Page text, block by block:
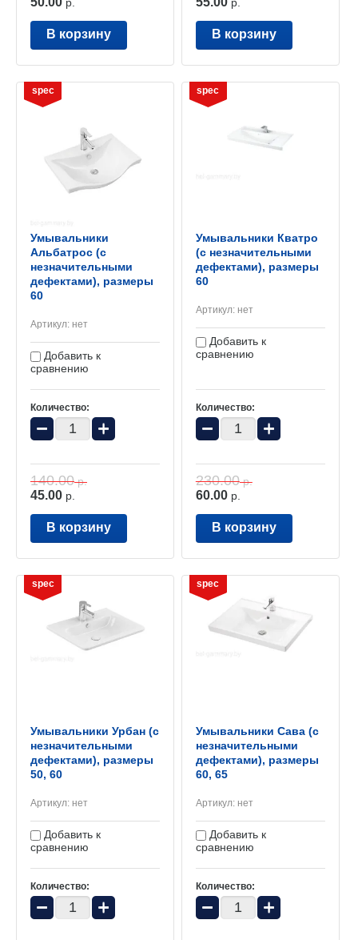
р.
В корзину
р.
В корзину
spec
Умывальники
Альбатрос (с
незначительными
дефектами), размеры
60
Артикул: нет
Добавить к
сравнению
Количество:
− +
140.00р.
45.00 р.
В корзину
spec
Умывальники Кватро
(с незначительными
дефектами), размеры
60
Артикул:нет
Добавить к
сравнению
Количество:
− +
230.00р.
60.00 р.
В корзину
spec
Умывальники Урбан (с
незначительными
дефектами), размеры
50, 60
Артикул: нет
Добавить к
сравнению
Количество:
− +
spec
Умывальники Сава (с
незначительными
дефектами), размеры
60, 65
Артикул:нет
Добавить к
сравнению
Количество:
− +